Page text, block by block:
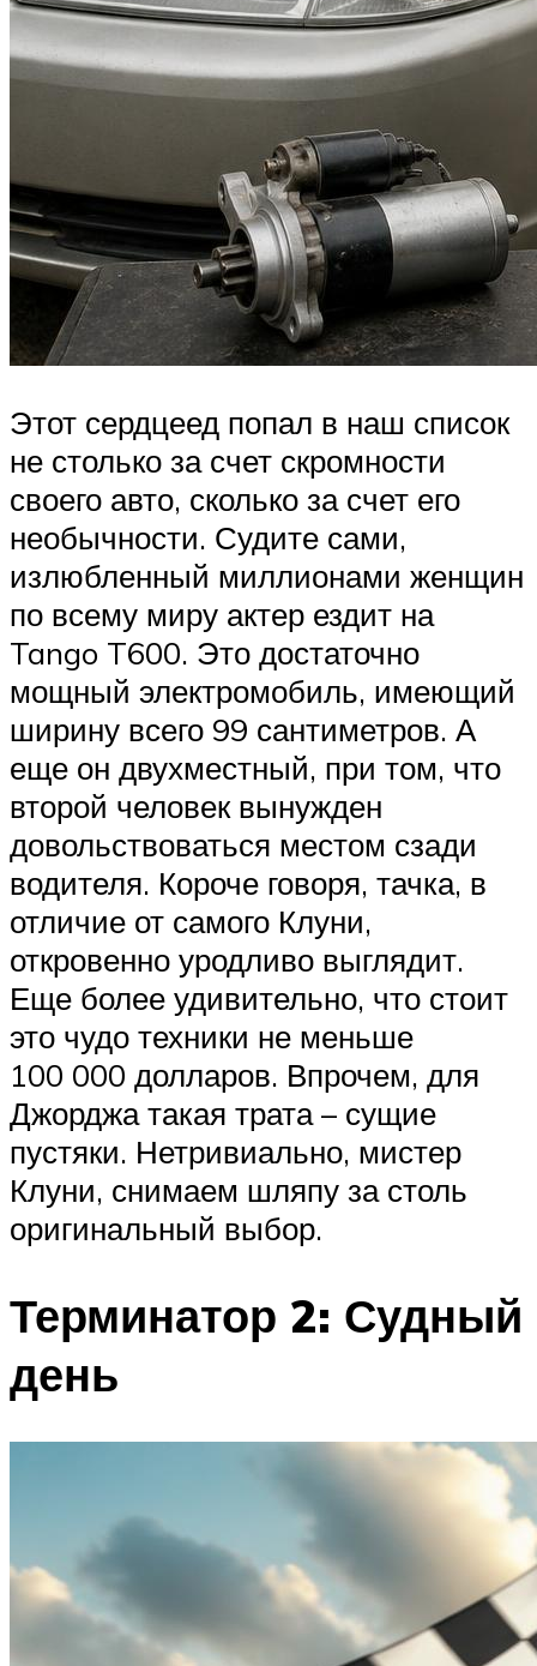
Этот сердцеед попал в наш список
не столько за счет скромности
своего авто, сколько за счет его
необычности. Судите сами,
излюбленный миллионами женщин
по всему миру актер ездит на
Tango T600. Это достаточно
мощный электромобиль, имеющий
ширину всего 99 сантиметров. А
еще он двухместный, при том, что
второй человек вынужден
довольствоваться местом сзади
водителя. Короче говоря, тачка, в
отличие от самого Клуни,
откровенно уродливо выглядит.
Еще более удивительно, что стоит
это чудо техники не меньше
100 000 долларов. Впрочем, для
Джорджа такая трата – сущие
пустяки. Нетривиально, мистер
Клуни, снимаем шляпу за столь
оригинальный выбор.
Терминатор 2: Судный
день